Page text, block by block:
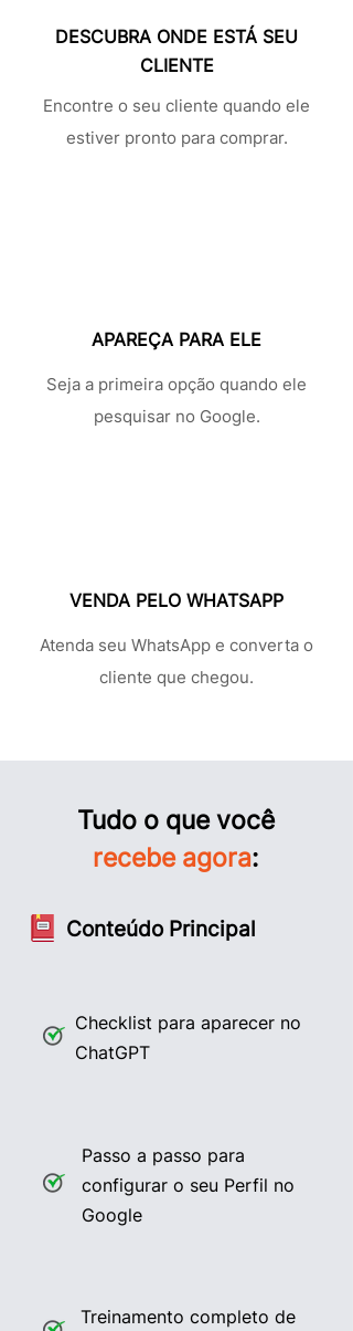
DESCUBRA ONDE ESTÁ SEU
CLIENTE
3
Encontre o seu cliente quando ele
estiver pronto para comprar.
APAREÇA PARA ELE
Seja a primeira opção quando ele
pesquisar no Google.
VENDA PELO WHATSAPP
Atenda seu WhatsApp e converta o
cliente que chegou.
Tudo o que você
recebe agora:
Conteúdo Principal
Checklist para aparecer no
ChatGPT
Passo a passo para
configurar o seu Perfil no
Google
Treinamento completo de